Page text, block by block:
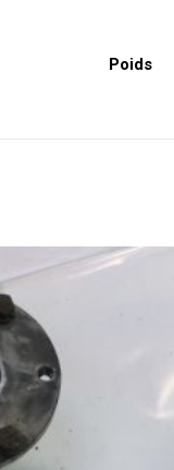
Poids